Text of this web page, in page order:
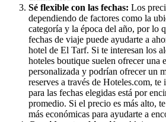
Sé flexible con las fechas: Los
dependiendo de factores como la
categoría y la época del año, por lo
fechas de viaje puede ayudarte a
hotel de El Tarf. Si te interesan los
hoteles boutique suelen ofrecer una
personalizada y podrían ofrecer un
reserves a través de Hoteles.com,
para las fechas elegidas está por
promedio. Si el precio es más alto,
más económicas para ayudarte a